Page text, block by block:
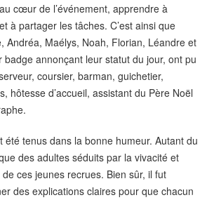
cœur de l’événement, apprendre à
à partager les tâches. C’est ainsi que
Andréa, Maélys, Noah, Florian, Léandre et
badge annonçant leur statut du jour, ont pu
coursier, barman, guichetier,
hôtesse d’accueil, assistant du Père Noël
été tenus dans la bonne humeur. Autant du
des adultes séduits par la vivacité et
de ces jeunes recrues. Bien sûr, il fut
des explications claires pour que chacun